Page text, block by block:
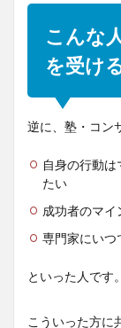
こんな
を受け
逆に、塾・コン
自身の行動
たい
成功者のマ
専門家にいつ
といった人です。
こういった方に